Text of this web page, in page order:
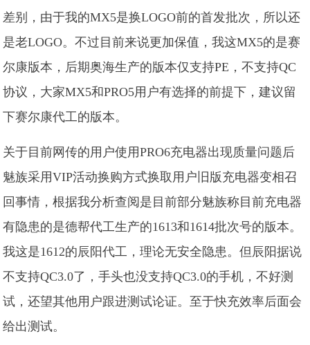
差别，由于我的MX5是换LOGO前的首发批次，所以还
是老LOGO。不过目前来说更加保值，我这MX5的是赛
尔康版本，后期奥海生产的版本仅支持PE，不支持QC
协议，大家MX5和PRO5用户有选择的前提下，建议留
下赛尔康代工的版本。
关于目前网传的用户使用PRO6充电器出现质量问题后
魅族采用VIP活动换购方式换取用户旧版充电器变相召
回事情，根据我分析查阅是目前部分魅族称目前充电器
有隐患的是德帮代工生产的1613和1614批次号的版本。
我这是1612的辰阳代工，理论无安全隐患。但辰阳据说
不支持QC3.0了，手头也没支持QC3.0的手机，不好测
试，还望其他用户跟进测试论证。至于快充效率后面会
给出测试。